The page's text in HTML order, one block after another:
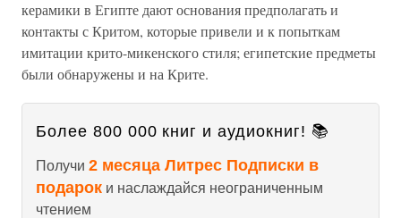
керамики в Египте дают основания предполагать и
контакты с Критом, которые привели и к попыткам
имитации крито-микенского стиля; египетские предметы
были обнаружены и на Крите.
Более 800 000 книг и аудиокниг! 📚
Получи 2 месяца Литрес Подписки в
подарок и наслаждайся неограниченным
чтением